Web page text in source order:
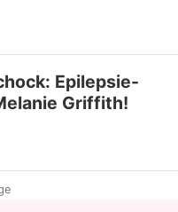
Epilepsie-
Griffith!